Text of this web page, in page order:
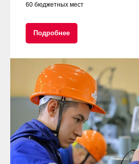
60 бюджетных мест
Подробнее